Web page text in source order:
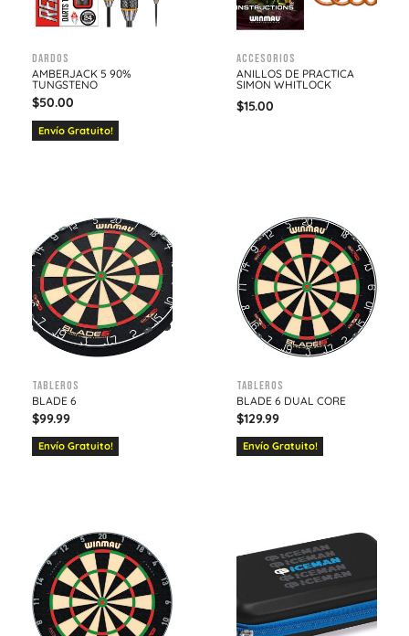
Dardos
AMBERJACK 5 90%
TUNGSTENO
$50.00
Envío Gratuito!
Accesorios
ANILLOS DE PRACTICA
SIMON WHITLOCK
$15.00
Tableros
BLADE 6
$99.99
Envío Gratuito!
Tableros
BLADE 6 DUAL CORE
$129.99
Envío Gratuito!